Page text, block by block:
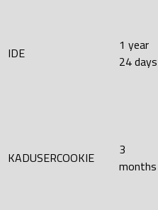
IDE
1 year
24 days
KADUSERCOOKIE
3
months